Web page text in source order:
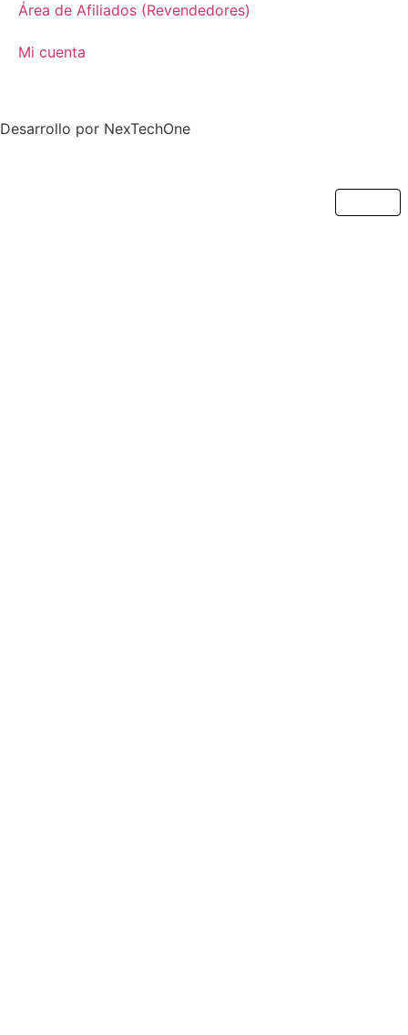
Área de Afiliados (Revendedores)
Mi cuenta
Desarrollo por NexTechOne